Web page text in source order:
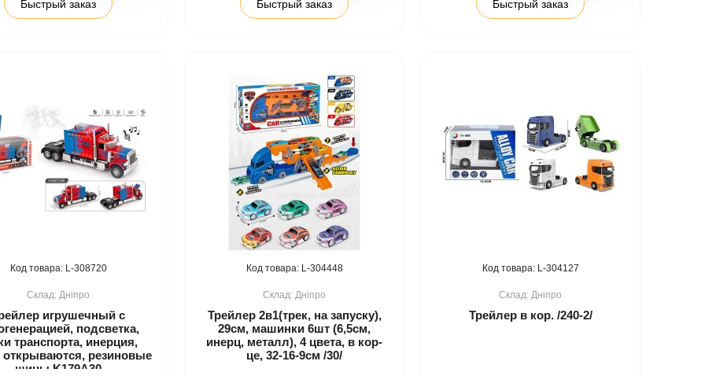
Быстрый заказ Быстрый заказ Быстрый заказ
308720
Дніпро
игрушечный с
подсветка,
транспорта, инерция,
открываются, резиновые
шины K179A30
304448
Дніпро
Трейлер 2в1(трек, на запуску),
29см, машинки 6шт (6,5см,
инерц, металл), 4 цвета, в кор-
це, 32-16-9см /30/
304127
Дніпро
Трейлер в кор. /240-2/